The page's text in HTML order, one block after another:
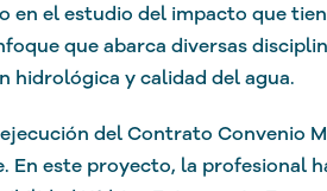
en el estudio del impacto que
que abarca diversas
hidrológica y calidad del agua.
del Contrato Convenio
En este proyecto, la profesional